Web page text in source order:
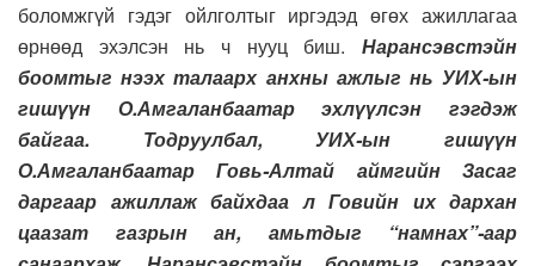
боломжгүй гэдэг ойлголтыг иргэдэд өгөх ажиллагаа
өрнөөд эхэлсэн нь ч нууц биш. Нарансэвстэйн
боомтыг нээх талаарх анхны ажлыг нь УИХ-ын
гишүүн О.Амгаланбаатар эхлүүлсэн гэгдэж
байгаа. Тодруулбал, УИХ-ын гишүүн
О.Амгаланбаатар Говь-Алтай аймгийн Засаг
даргаар ажиллаж байхдаа л Говийн их дархан
цаазат газрын ан, амьтдыг “намнах”-аар